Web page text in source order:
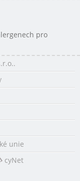
pro
unie
cyNet